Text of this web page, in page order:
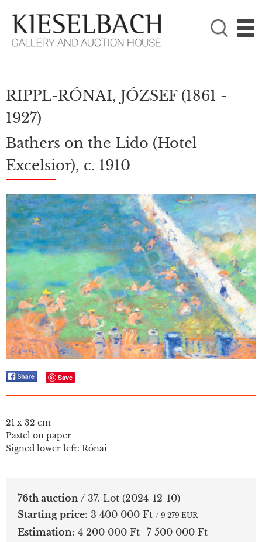

PLEASE CHOOSE!
Paintings
RIPPL-RÓNAI, JÓZSEF (1861 -
1927)
Bathers on the Lido (Hotel
Excelsior), c. 1910
Save
21 x 32 cm
Pastel on paper
Signed lower left: Rónai
76th auction / 37. Lot (2024-12-10)
Starting price: 3 400 000 Ft / 9 279 EUR
Estimation: 4 200 000 Ft- 7 500 000 Ft